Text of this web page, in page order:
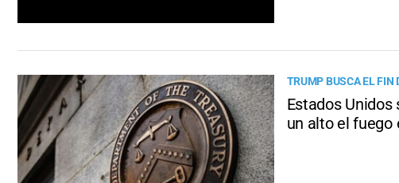
TRUMP BUSCA EL FIN
Estados
un alto el fuego